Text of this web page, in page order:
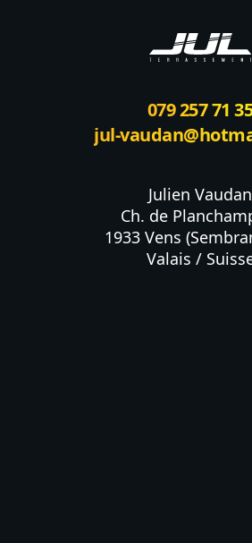
079 257 71 35
jul-
Julien Vaudan
Ch. de
1933 Vens
Valais /